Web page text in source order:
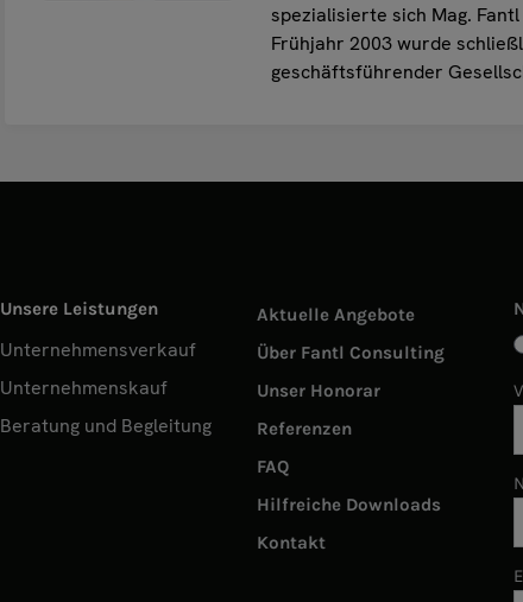
spezialisierte sich Mag.
Frühjahr 2003 wurde
geschäftsführender
Unsere Leistungen
Unternehmensverkauf
Unternehmenskauf
Beratung und Begleitung
Aktuelle Angebote
Über Fantl Consulting
Unser Honorar
Referenzen
FAQ
Hilfreiche Downloads
Kontakt